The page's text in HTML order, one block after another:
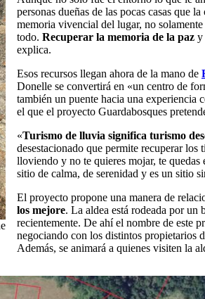
personas dueñas de las pocas casas que
memoria vivencial del lugar, no
todo. Recuperar la memoria de la paz y
explica.
Esos recursos llegan ahora de la mano de
Donelle se convertirá en «un centro de
también un puente hacia una experiencia
el que el proyecto Guardabosques
«Turismo de lluvia significa turismo
desestacionado que permite recuperar los
lloviendo y no te quieres mojar, te
sitio de calma, de serenidad y es un sitio
El proyecto propone una manera de
los mejore. La aldea está rodeada por un
recientemente. De ahí el nombre de este
negociando con los distintos propietarios
Además, se animará a quienes visiten la